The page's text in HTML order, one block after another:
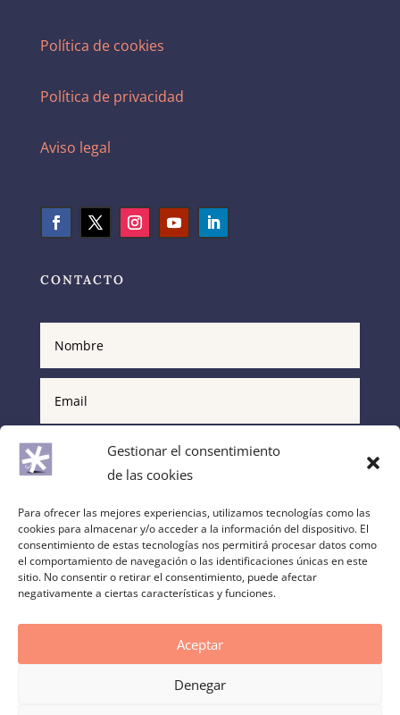
Gestionar el consentimiento
de las cookies
Para ofrecer las mejores experiencias, utilizamos tecnologías como las
cookies para almacenar y/o acceder a la información del dispositivo. El
consentimiento de estas tecnologías nos permitirá procesar datos como
el comportamiento de navegación o las identificaciones únicas en este
sitio. No consentir o retirar el consentimiento, puede afectar
negativamente a ciertas características y funciones.
Aceptar
Denegar
Política de cookies
Política de privacidad
Aviso legal
CONTACTO
He leído y acepto la Política de privacidad
6 + 10= Enviar